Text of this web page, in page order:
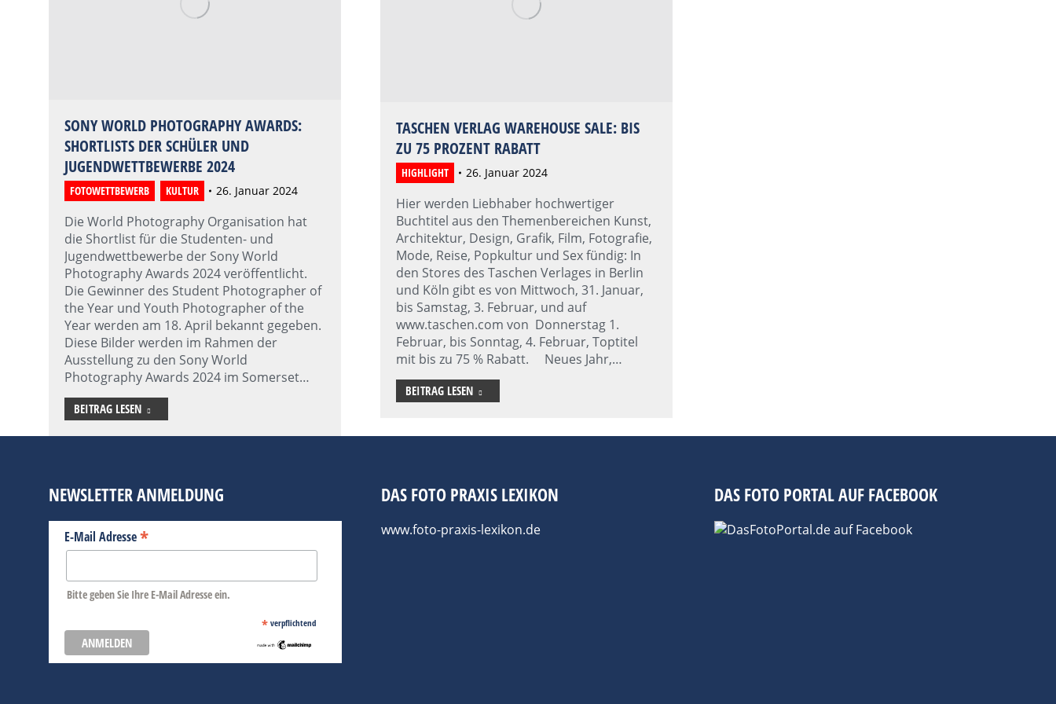
SONY WORLD PHOTOGRAPHY AWARDS:
SHORTLISTS DER SCHÜLER UND
JUGENDWETTBEWERBE 2024
FOTOWETTBEWERB KULTUR 26. Januar 2024
Die World Photography Organisation hat
die Shortlist für die Studenten- und
Jugendwettbewerbe der Sony World
Photography Awards 2024 veröffentlicht.
Die Gewinner des Student Photographer of
the Year und Youth Photographer of the
Year werden am 18. April bekannt gegeben.
Diese Bilder werden im Rahmen der
Ausstellung zu den Sony World
Photography Awards 2024 im Somerset…
BEITRAG LESEN
TASCHEN VERLAG WAREHOUSE SALE: BIS
ZU 75 PROZENT RABATT
HIGHLIGHT 26. Januar 2024
Hier werden Liebhaber hochwertiger
Buchtitel aus den Themenbereichen Kunst,
Architektur, Design, Grafik, Film, Fotografie,
Mode, Reise, Popkultur und Sex fündig: In
den Stores des Taschen Verlages in Berlin
und Köln gibt es von Mittwoch, 31. Januar,
bis Samstag, 3. Februar, und auf
www.taschen.com von Donnerstag 1.
Februar, bis Sonntag, 4. Februar, Toptitel
mit bis zu 75 % Rabatt. Neues Jahr,…
BEITRAG LESEN
NEWSLETTER ANMELDUNG
E-Mail Adresse*
Bitte geben Sie Ihre E-Mail Adresse ein.
* verpflichtend
DAS FOTO PRAXIS LEXIKON
www.foto-praxis-lexikon.de
DAS FOTO PORTAL AUF FACEBOOK